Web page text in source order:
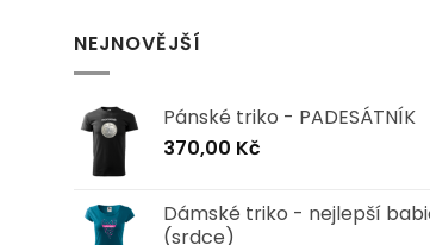
NEJNOVĚJŠÍ
Pánské triko - PADESÁTNÍK
370,00 Kč
Dámské triko - nejlepší
(srdce)